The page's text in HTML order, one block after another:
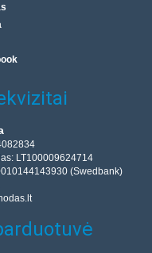
LT100009624714
(Swedbank)